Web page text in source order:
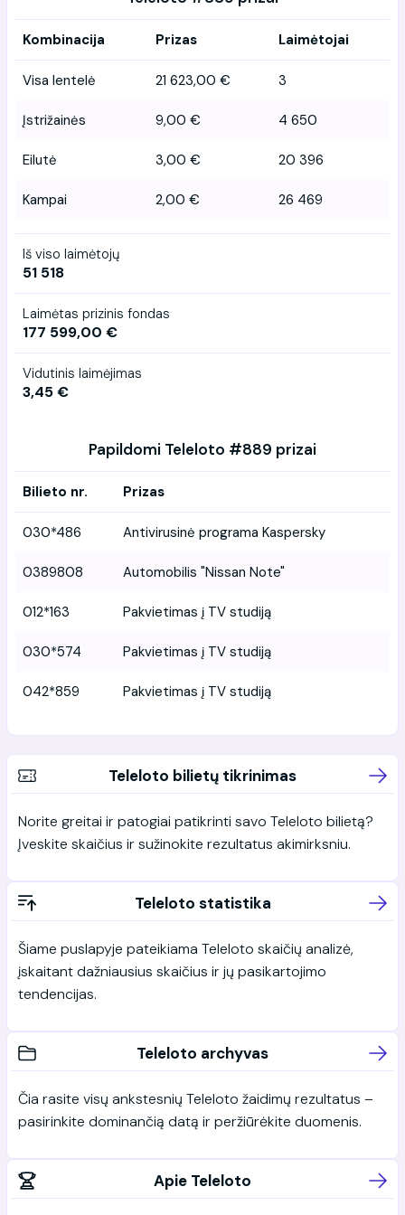
Kombinacija Prizas Laimėtojai
Visa lentelė 21 623,00 € 3
Įstrižainės 9,00 € 4 650
Eilutė 3,00 € 20 396
Kampai 2,00 € 26 469
Iš viso laimėtojų
51 518
Laimėtas prizinis fondas
177 599,00 €
Vidutinis laimėjimas
3,45 €
Papildomi Teleloto #889 prizai
Bilieto nr. Prizas
030*486 Antivirusinė programa Kaspersky
0389808 Automobilis "Nissan Note"
012*163 Pakvietimas į TV studiją
030*574 Pakvietimas į TV studiją
042*859 Pakvietimas į TV studiją
Teleloto bilietų tikrinimas
Norite greitai ir patogiai patikrinti savo Teleloto bilietą?
Įveskite skaičius ir sužinokite rezultatus akimirksniu.
Teleloto statistika
Šiame puslapyje pateikiama Teleloto skaičių analizė,
įskaitant dažniausius skaičius ir jų pasikartojimo
tendencijas.
Teleloto archyvas
Čia rasite visų ankstesnių Teleloto žaidimų rezultatus –
pasirinkite dominančią datą ir peržiūrėkite duomenis.
Apie Teleloto